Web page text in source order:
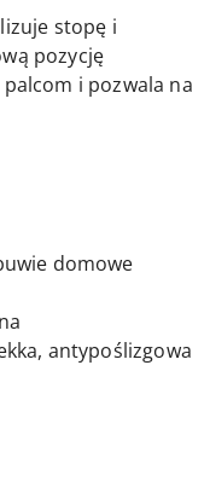
stopę i
pozycję
i pozwala na
domowe
antypoślizgowa